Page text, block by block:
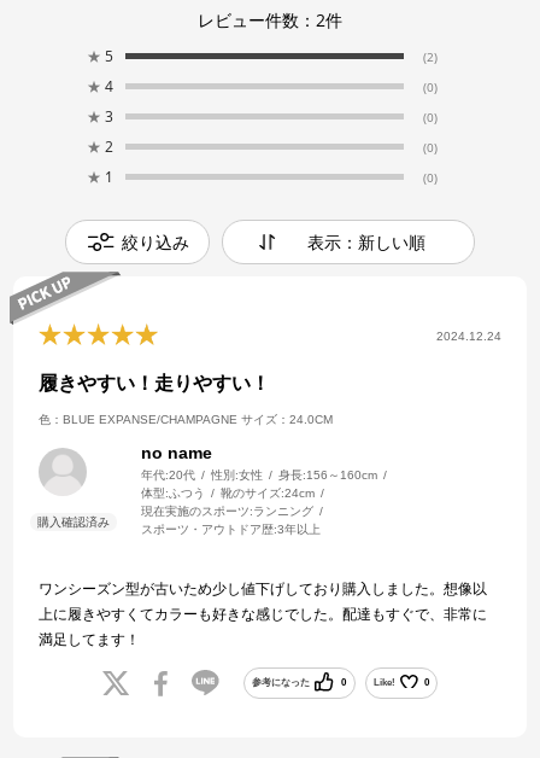
レビュー件数： 2件
★ 5 (2)
★ 4 (0)
★ 3 (0)
★ 2 (0)
★ 1 (0)
絞り込み 表示：新しい順
2024.12.24
履きやすい！走りやすい！
色：BLUE EXPANSE/CHAMPAGNE サイズ：24.0CM
no name
年代:20代 性別:女性 身長:156～160cm
体型: ふつう 靴のサイズ:24cm
現在実施のスポーツ:ランニング
スポーツ・アウトドア歴:3年以上
ワンシーズン型が古いため少し値下げしており購入しました。想像以
上に履きやすくてカラーも好きな感じでした。配達もすぐで、非常に
満足してます！
参考になった 0 Like! 0